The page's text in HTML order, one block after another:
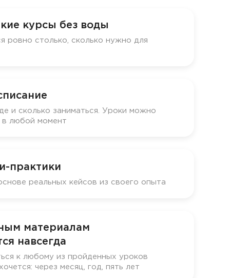
курсы без воды
ровно столько, сколько нужно для
и сколько заниматься. Уроки можно
в любой момент
практики
реальных кейсов из своего опыта
материалам
навсегда
к любому из пройденных уроков
через месяц, год, пять лет